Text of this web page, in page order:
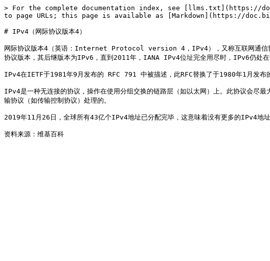
> For the complete documentation index, see [llms.txt](https://
to page URLs; this page is available as [Markdown](https://
# IPv4（网际协议版本4）
网际协议版本4（英语：Internet Protocol version 4，IPv4），又称互联网通信协议
协议版本，其后继版本为IPv6，直到2011年，IANA IPv4位址完全用尽时，IPv6仍处在
IPv4在IETF于1981年9月发布的 RFC 791 中被描述，此RFC替换了于1980年1月发布
IPv4是一种无连接的协议，操作在使用分组交换的链路层（如以太网）上。此协议会尽
输协议（如传输控制协议）处理的。
2019年11月26日，全球所有43亿个IPv4地址已分配完毕，这意味着没有更多的IPv4地